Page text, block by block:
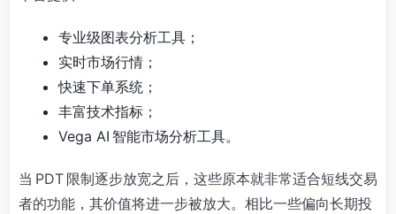
专业级图表分析工具；
实时市场行情；
快速下单系统；
丰富技术指标；
Vega AI 智能市场分析工具。
当 PDT 限制逐步放宽之后，这些原本就非常适合短线交易
者的功能，其价值将进一步被放大。相比一些偏向长期投